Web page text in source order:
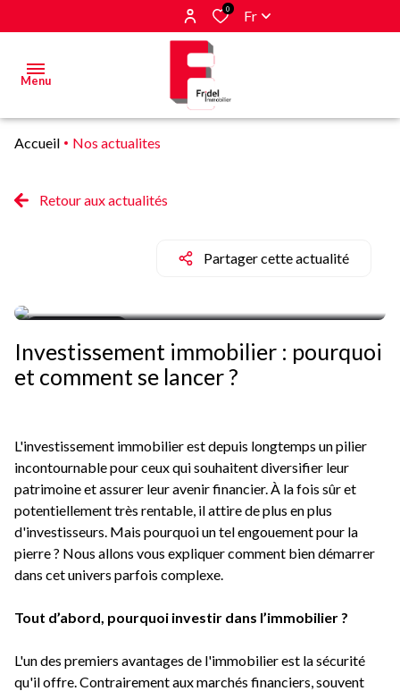
0 Fr
Menu
Estimer
vendus
Alerte
E-mail
sommes-
nous
Blog
Accueil Nos actualites
Retour aux actualités
Partager cette actualité
Investissement immobilier : pourquoi
et comment se lancer ?
L'investissement immobilier est depuis longtemps un pilier
incontournable pour ceux qui souhaitent diversifier leur
patrimoine et assurer leur avenir financier. À la fois sûr et
potentiellement très rentable, il attire de plus en plus
d'investisseurs. Mais pourquoi un tel engouement pour la
pierre ? Nous allons vous expliquer comment bien démarrer
dans cet univers parfois complexe.
Tout d’abord, pourquoi investir dans l’immobilier ?
L'un des premiers avantages de l'immobilier est la sécurité
qu'il offre. Contrairement aux marchés financiers, souvent